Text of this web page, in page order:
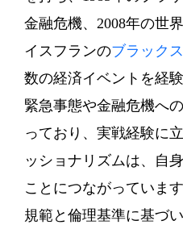
金融危機、2008年の世
イスフランのブラック
数の経済イベントを経
緊急事態や金融危機へ
っており、実戦経験に
ッショナリズムは、自
ことにつながっていま
規範と倫理基準に基づ